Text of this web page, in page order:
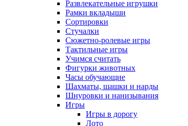
Развлекательные игрушки
Рамки вкладыши
Сортировки
Стучалки
Сюжетно-ролевые игры
Тактильные игры
Учимся считать
Фигурки животных
Часы обучающие
Шахматы, шашки и нарды
Шнуровки и нанизывания
Игры
Игры в дорогу
Лото